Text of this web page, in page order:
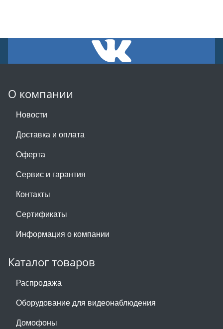
О компании
Новости
Доставка и оплата
Оферта
Сервис и гарантия
Контакты
Сертификаты
Информация о компании
Каталог товаров
Распродажа
Оборудование для видеонаблюдения
Домофоны